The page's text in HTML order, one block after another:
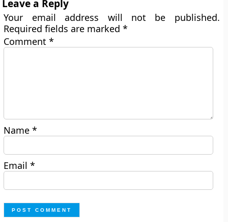
Leave a Reply
Your email address will not be published.
Required fields are marked*
Comment*
Name*
Email*